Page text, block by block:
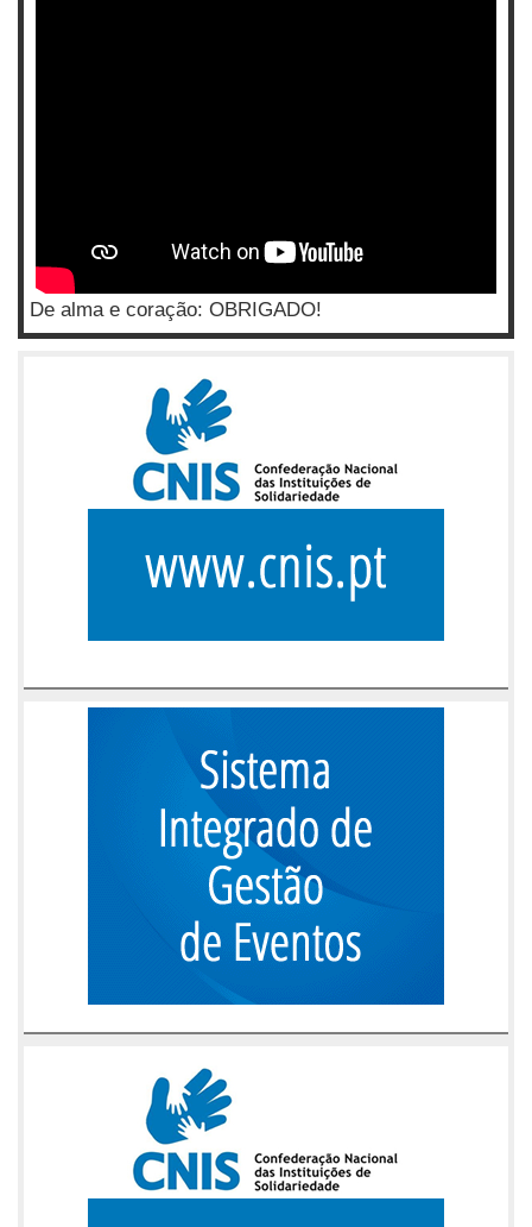
De alma e coração: OBRIGADO!